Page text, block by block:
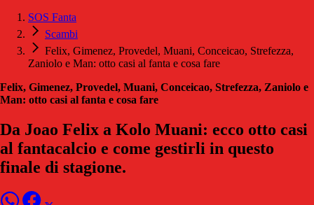
SOS Fanta
Scambi
Felix, Gimenez, Provedel, Muani, Conceicao, Strefezza,
Zaniolo e Man: otto casi al fanta e cosa fare
Felix, Gimenez, Provedel, Muani, Conceicao, Strefezza, Zaniolo e
Man: otto casi al fanta e cosa fare
Da Joao Felix a Kolo Muani: ecco otto casi
al fantacalcio e come gestirli in questo
finale di stagione.